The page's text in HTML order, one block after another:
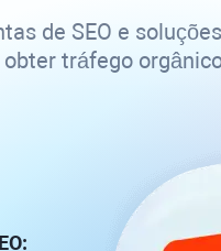
de SEO e
tráfego